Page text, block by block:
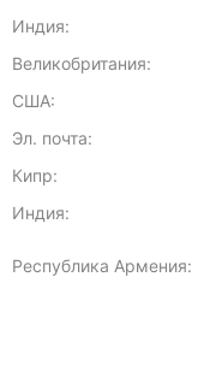
Индия:
Великобритания:
США:
Эл. почта:
Кипр:
Индия:
Республика Армения: